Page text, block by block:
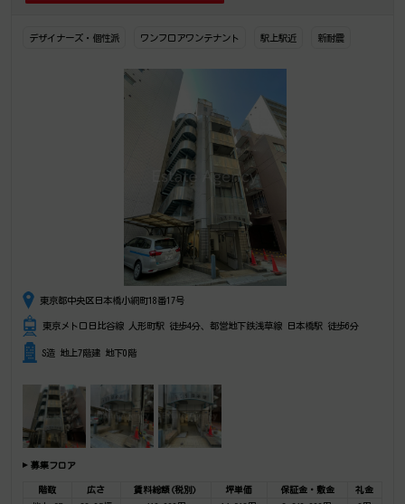
デザイナーズ・個性派 ワンフロアワンテナント 駅上駅近 新耐震
東京都中央区日本橋小網町18番17号
東京メトロ日比谷線 人形町駅 徒歩4分、都営地下鉄浅草線 日本橋駅 徒歩6分
S造 地上7階建 地下0階
募集フロア
階数 広さ 賃料総額(税別) 坪単価 保証金・敷金
礼金